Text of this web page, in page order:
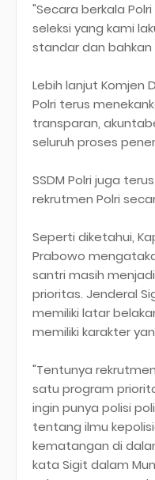
"Secara berkala
seleksi yang kami
standar dan
Lebih lanjut Komjen
Polri terus
transparan,
seluruh proses
SSDM Polri juga
rekrutmen Polri
Seperti diketahui,
Prabowo
santri masih
prioritas. Jenderal
memiliki latar
memiliki karakter
"Tentunya
satu program
ingin punya polisi
tentang ilmu
kematangan di
kata Sigit dalam